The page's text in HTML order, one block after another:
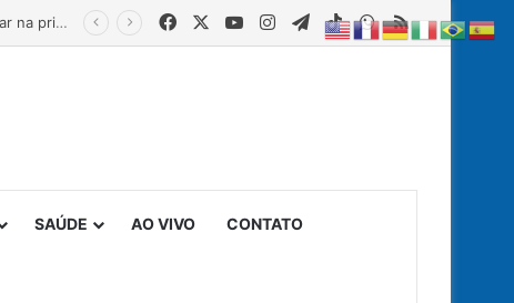
Estado fortalece creches comunitárias com equipamentos para ampliar a segurança alimentar na primeira infância FacebookYouTubeInstagram
Telegram
TikTokWhatsApp
RSS
SAÚDE AO VIVO CONTATO